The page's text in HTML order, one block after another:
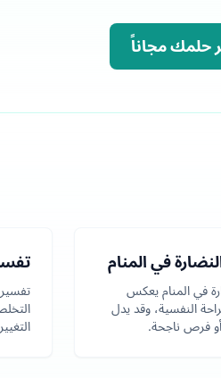
حلمك مجاناً
في المنام
في المنام يعكس
النفسية، وقد يدل
أو فرص ناجحة.